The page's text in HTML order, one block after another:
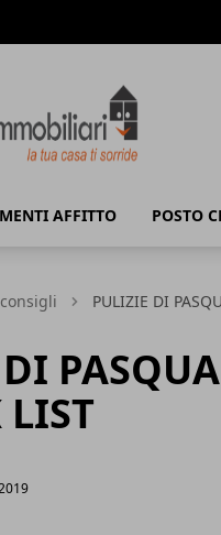
AFFITTO POSTO
PULIZIE DI
LIST